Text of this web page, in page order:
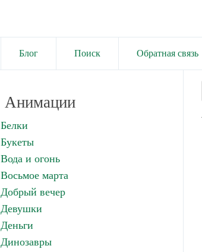
Блог Поиск Обратная связь
Анимации
Белки
Букеты
Вода и огонь
Восьмое марта
Добрый вечер
Девушки
Деньги
Динозавры